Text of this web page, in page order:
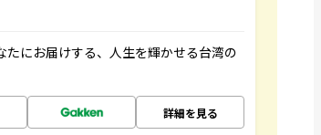
にお届けする、人生を輝かせる台湾の
詳細を見る